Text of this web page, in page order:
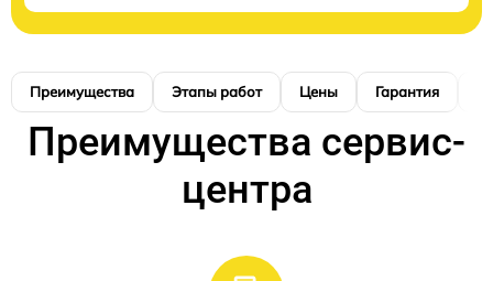
Преимущества Этапы работ Цены Гарантия
Преимущества сервис-
центра